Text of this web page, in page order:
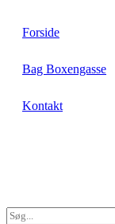
Forside
Bag Boxengasse
Kontakt